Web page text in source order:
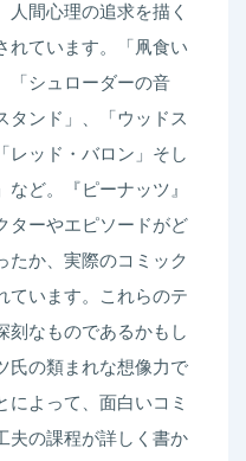
人間心理の追求を描く
れています。「凧食い
「シュローダーの音
タンド」、「ウッドス
レッド・バロン」そし
ど。『ピーナッツ』
ターやエピソードがど
たか、実際のコミック
ています。これらのテ
刻なものであるかもし
氏の類まれな想像力で
によって、面白いコミ
夫の課程が詳しく書か